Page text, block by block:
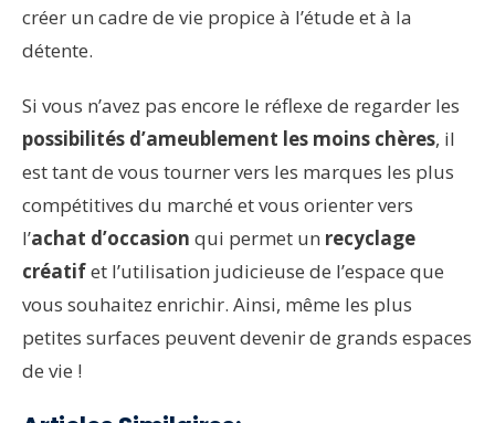
créer un cadre de vie propice à l’étude et à la
détente.
Si vous n’avez pas encore le réflexe de regarder les
possibilités d’ameublement les moins chères, il
est tant de vous tourner vers les marques les plus
compétitives du marché et vous orienter vers
l’achat d’occasion qui permet un recyclage
créatifet l’utilisation judicieuse de l’espace que
vous souhaitez enrichir. Ainsi, même les plus
petites surfaces peuvent devenir de grands espaces
de vie !